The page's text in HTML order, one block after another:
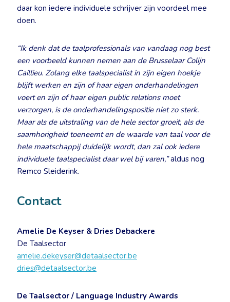
daar kon iedere individuele schrijver zijn voordeel mee
doen.
“Ik denk dat de taalprofessionals van vandaag nog best
een voorbeeld kunnen nemen aan de Brusselaar Colijn
Caillieu. Zolang elke taalspecialist in zijn eigen hoekje
blijft werken en zijn of haar eigen onderhandelingen
voert en zijn of haar eigen public relations moet
verzorgen, is de onderhandelingspositie niet zo sterk.
Maar als de uitstraling van de hele sector groeit, als de
saamhorigheid toeneemt en de waarde van taal voor de
hele maatschappij duidelijk wordt, dan zal ook iedere
individuele taalspecialist daar wel bij varen,”aldus nog
Remco Sleiderink.
Contact
Amelie De Keyser & Dries Debackere
De Taalsector
amelie.dekeyser@detaalsector.be
dries@detaalsector.be
De Taalsector / Language Industry Awards